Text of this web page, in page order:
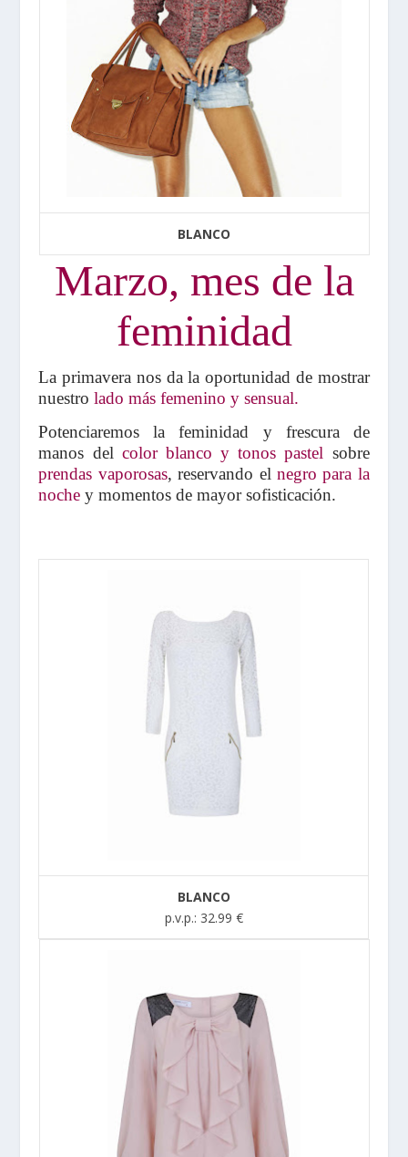
BLANCO
Marzo, mes de la
feminidad
La primavera nos da la oportunidad de mostrar
nuestrolado más femenino y sensual.
Potenciaremos la feminidad y frescura de
manos del color blanco y tonos pastel sobre
prendas vaporosas, reservando el negro para la
noche y momentos de mayor sofisticación.
BLANCO
p.v.p.: 32.99 €